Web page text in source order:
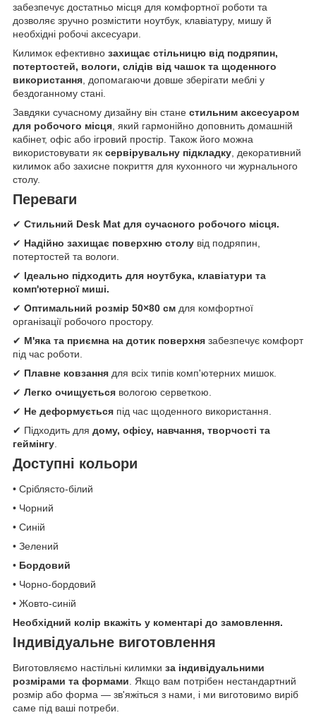
забезпечує достатньо місця для комфортної роботи та
дозволяє зручно розмістити ноутбук, клавіатуру, мишу й
необхідні робочі аксесуари.
Килимок ефективно захищає стільницю від подряпин,
потертостей, вологи, слідів від чашок та щоденного
використання , допомагаючи довше зберігати меблі у
бездоганному стані.
Завдяки сучасному дизайну він стане стильним аксесуаром
для робочого місця , який гармонійно доповнить домашній
кабінет, офіс або ігровий простір. Також його можна
використовувати як сервірувальну підкладку , декоративний
килимок або захисне покриття для кухонного чи журнального
столу.
Переваги
✔ Стильний Desk Mat для сучасного робочого місця.
✔ Надійно захищає поверхню столу від подряпин,
потертостей та вологи.
✔ Ідеально підходить для ноутбука, клавіатури та
комп'ютерної миші.
✔ Оптимальний розмір 50×80 см для комфортної
організації робочого простору.
✔ М'яка та приємна на дотик поверхня забезпечує комфорт
під час роботи.
✔ Плавне ковзання для всіх типів комп'ютерних мишок.
✔ Легко очищується вологою серветкою.
✔ Не деформується під час щоденного використання.
✔ Підходить для дому, офісу, навчання, творчості та
геймінгу.
Доступні кольори
• Сріблясто-білий
• Чорний
• Синій
• Зелений
• Бордовий
• Чорно-бордовий
• Жовто-синій
Необхідний колір вкажіть у коментарі до замовлення.
Індивідуальне виготовлення
Виготовляємо настільні килимки за індивідуальними
розмірами та формами . Якщо вам потрібен нестандартний
розмір або форма — зв'яжіться з нами, і ми виготовимо виріб
саме під ваші потреби.